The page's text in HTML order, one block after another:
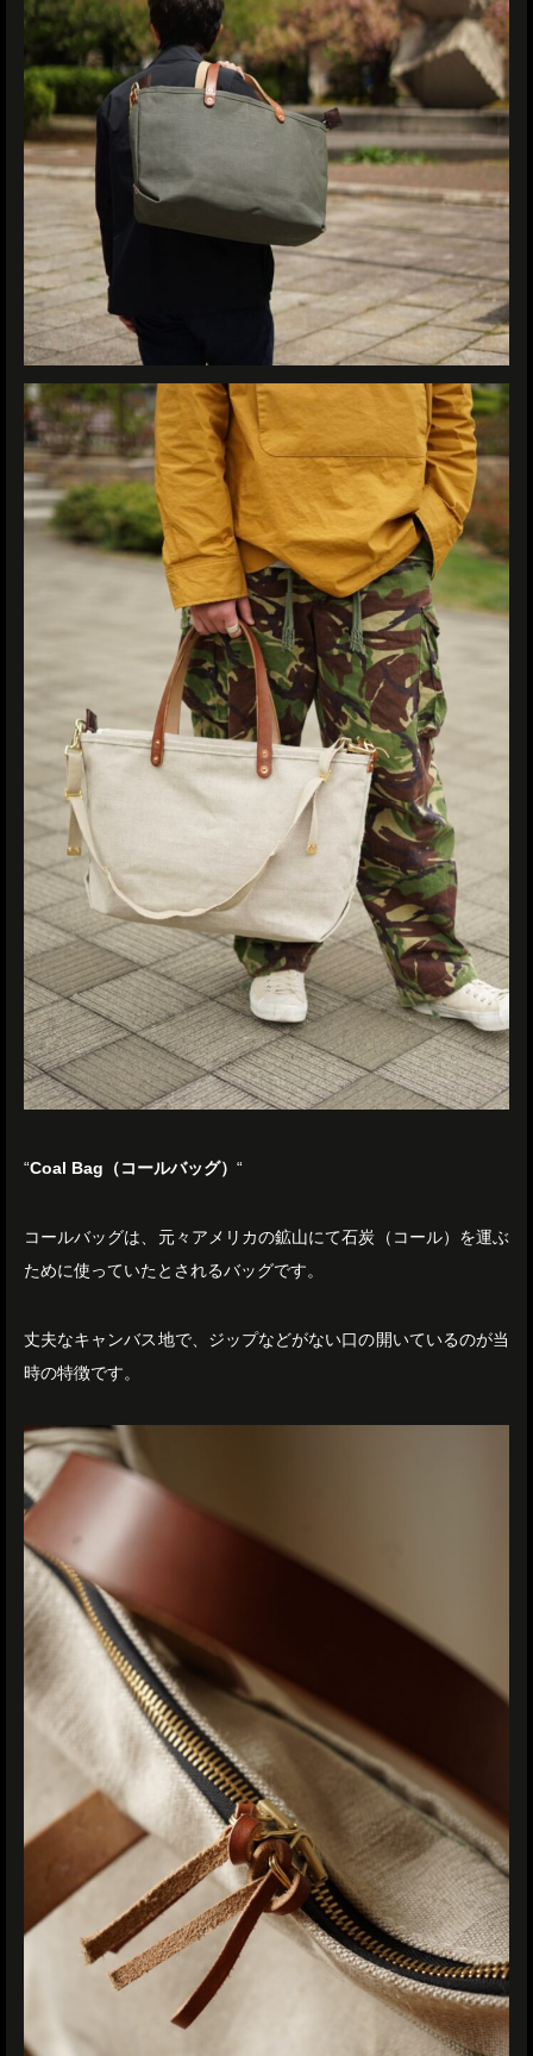
“Coal Bag（コールバッグ） “
コールバッグは、元々アメリカの鉱山にて石炭（コール）を運ぶ
ために使っていたとされるバッグです。
丈夫なキャンバス地で、ジップなどがない口の開いているのが当
時の特徴です。